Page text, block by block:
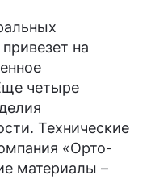
на
четыре
Технические
«Орто-
материалы –